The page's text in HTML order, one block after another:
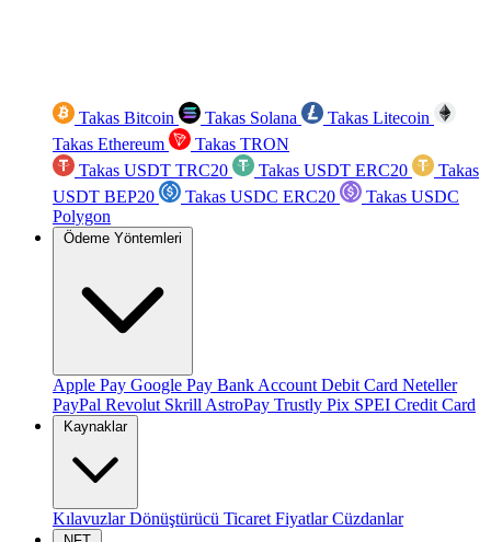
Takas Bitcoin Takas Solana
Takas Litecoin
Takas Ethereum
Takas TRON
Takas USDT TRC20
Takas USDT ERC20
Takas
USDT BEP20
Takas USDC ERC20
Takas USDC
Polygon
Ödeme Yöntemleri
Apple Pay Google Pay Bank Account Debit Card Neteller
PayPal Revolut Skrill AstroPay Trustly Pix SPEI Credit Card
Kaynaklar
KılavuzlarDönüştürücü Ticaret FiyatlarCüzdanlar